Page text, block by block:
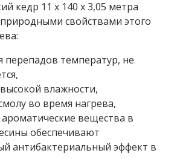
кедр 11 x 140 x 3,05 метра
свойствами этого
перепадов температур, не
влажности,
во время нагрева,
вещества в
обеспечивают
антибактериальный эффект в